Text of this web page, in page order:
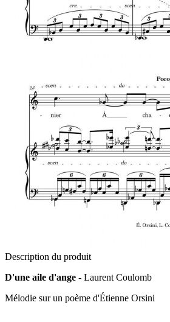
Description du produit
D'une aile d'ange - Laurent Coulomb
Mélodie sur un poème d'Étienne Orsini